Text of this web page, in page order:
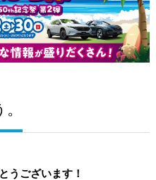
うございます！